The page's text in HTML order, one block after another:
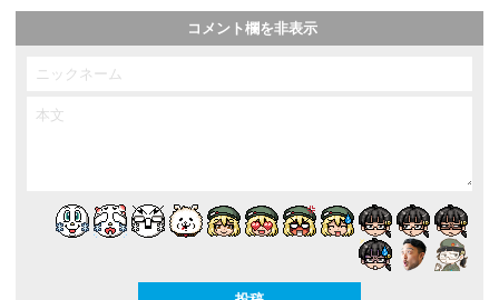
コメント欄を非表示